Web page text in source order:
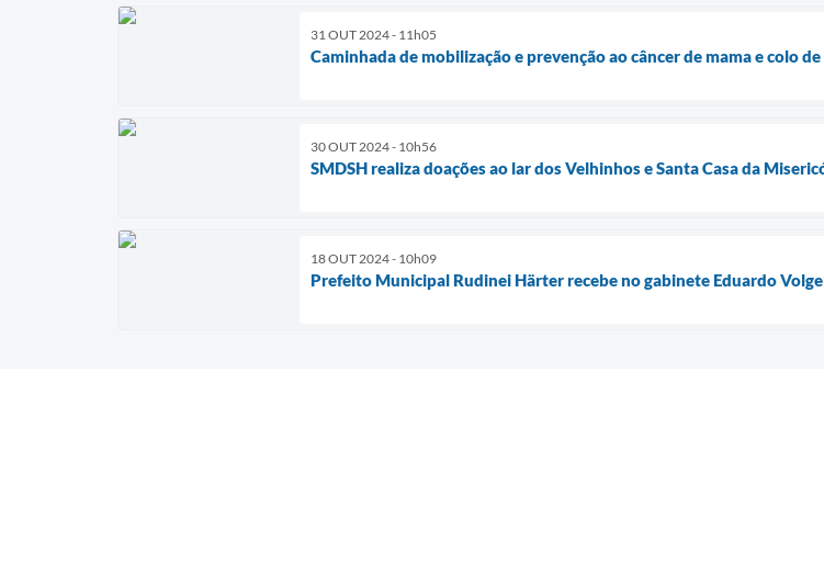
31 OUT 2024 - 11h05
Caminhada de mobilização e prevenção ao câncer de mama e colo
30 OUT 2024 - 10h56
SMDSH realiza doações ao lar dos Velhinhos e Santa Casa da
18 OUT 2024 - 10h09
Prefeito Municipal Rudinei Härter recebe no gabinete Eduardo